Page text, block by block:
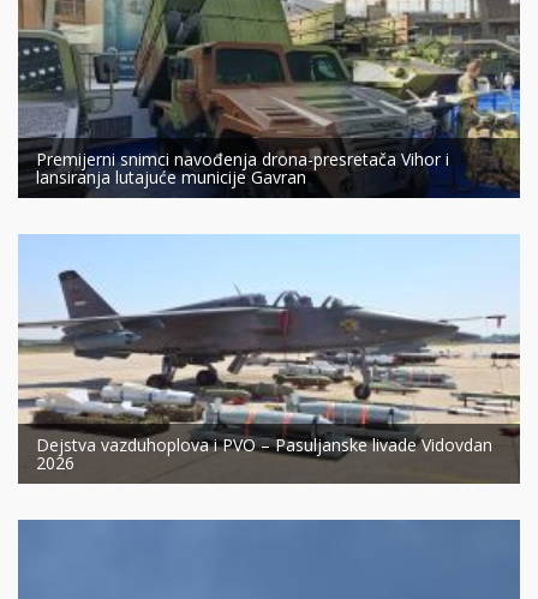
Premijerni snimci navođenja drona-presretača Vihor i
lansiranja lutajuće municije Gavran
Dejstva vazduhoplova i PVO – Pasuljanske livade Vidovdan
2026